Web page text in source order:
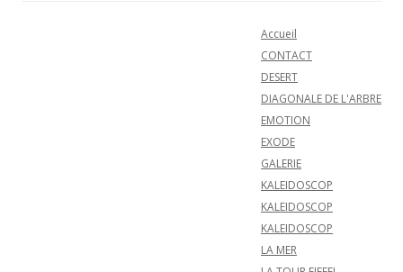
Accueil
CONTACT
DESERT
DIAGONALE DE L'ARBRE
EMOTION
EXODE
GALERIE
KALEIDOSCOP
KALEIDOSCOP
KALEIDOSCOP
LA MER